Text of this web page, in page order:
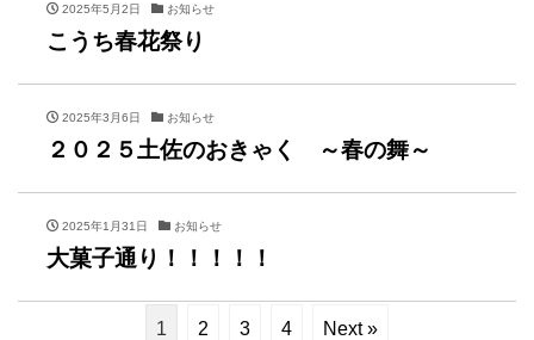
2025年5月2日 お知らせ
こうち春花祭り
2025年3月6日 お知らせ
２０２５土佐のおきゃく ～春の舞～
2025年1月31日 お知らせ
大菓子通り！！！！！
1 2 3 4 Next »